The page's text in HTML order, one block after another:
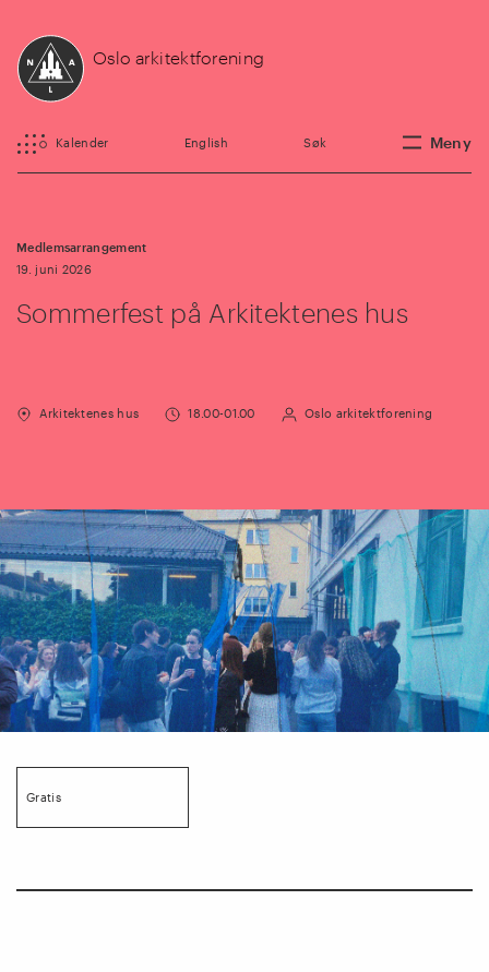
Oslo arkitektforening
Kalender English Søk Meny
Medlemsarrangement
19. juni 2026
Sommerfest på Arkitektenes hus
Arkitektenes hus 18.00-01.00 Oslo arkitektforening
Gratis